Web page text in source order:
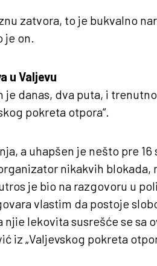
zatvora, to je bukvalno
je on.
u Valjevu
danas, dva puta, i
pokreta otpora“.
a uhapšen je nešto pre
nikakvih blokada,
je bio na razgovoru u
vlastim da postoje
lekovita susrešće se sa
iz „Valjevskog pokreta